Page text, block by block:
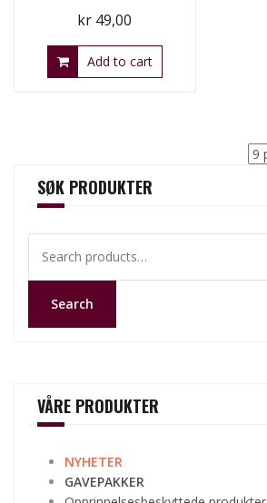
kr 49,00
Add to cart
SØK PRODUKTER
for:
Search
VÅRE PRODUKTER
NYHETER
GAVEPAKKER